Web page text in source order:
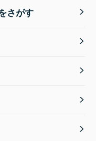
さがす